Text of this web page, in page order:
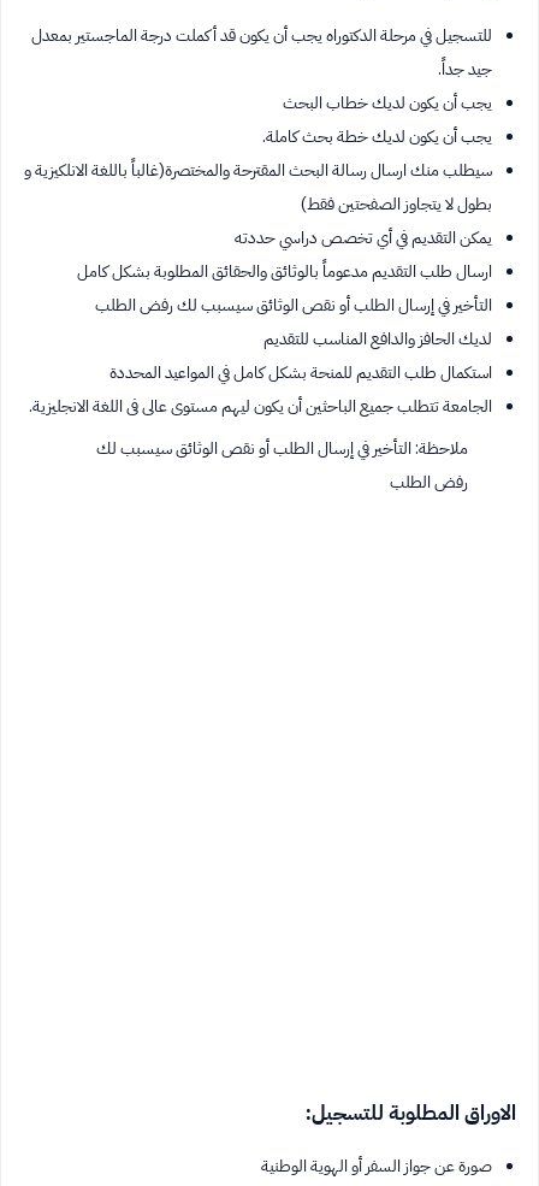
للتسجيل في مرحلة الدكتوراه يجب أن يكون قد أكملت درجة الماجستير بمعدل
جيد جداً.
يجب أن يكون لديك خطاب البحث
يجب أن يكون لديك خطة بحث كاملة.
سيطلب منك ارسال رسالة البحث المقترحة والمختصرة(غالباً باللغة الانلكيزية و
بطول لا يتجاوز الصفحتين فقط)
يمكن التقديم في أي تخصص دراسي حددته
ارسال طلب التقديم مدعوماً بالوثائق والحقائق المطلوبة بشكل كامل
التأخير في إرسال الطلب أو نقص الوثائق سيسبب لك رفض الطلب
لديك الحافز والدافع المناسب للتقديم
استكمال طلب التقديم للمنحة بشكل كامل في المواعيد المحددة
الجامعة تتطلب جميع الباحثين أن يكون ليهم مستوى عالى فى اللغة الانجليزية.
ملاحظة: التأخير في إرسال الطلب أو نقص الوثائق سيسبب لك
رفض الطلب
الاوراق المطلوبة للتسجيل:
صورة عن جواز السفر أو الهوية الوطنية